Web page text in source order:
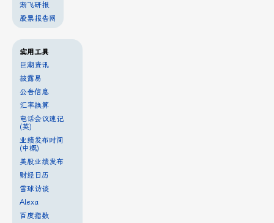
渐飞研报
股票报告网
实用工具
巨潮资讯
披露易
公告信息
汇率换算
电话会议速记
(英)
业绩发布时间
(中概)
美股业绩发布
财经日历
雪球访谈
Alexa
百度指数